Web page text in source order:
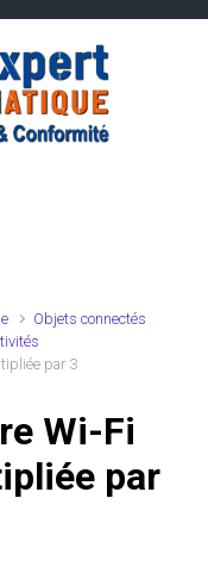
Objets connectés
par 3
Wi-Fi
par